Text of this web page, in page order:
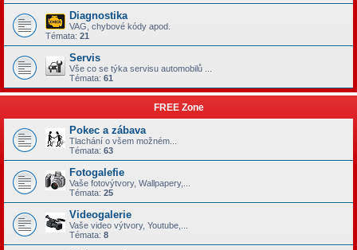
Diagnostika
VAG, chybové kódy apod.
Témata: 21
Servis
Vše co se týka servisu automobilů ...
Témata: 61
FREE Zone
Pokec a zábava
Tlachání o všem možném...
Témata: 63
Fotogalefie
Vaše fotovýtvory, Wallpapery,...
Témata: 25
Videogalerie
Vaše video výtvory, Youtube,...
Témata: 8